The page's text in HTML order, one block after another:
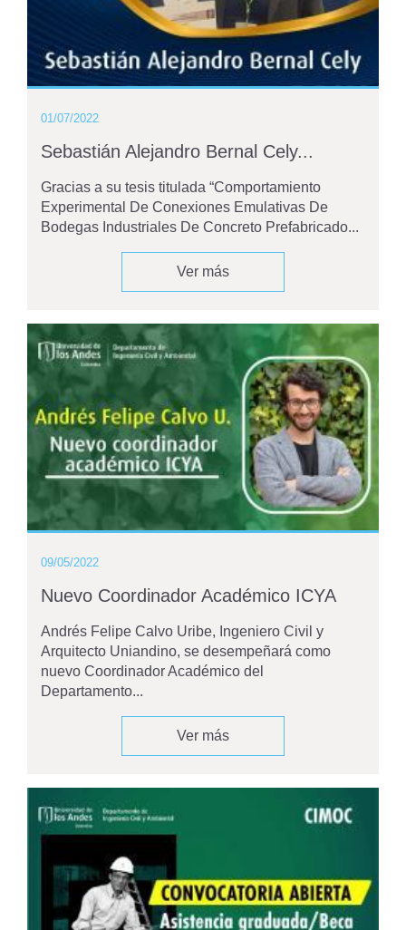
01/07/2022
Sebastián Alejandro Bernal Cely...
Gracias a su tesis titulada “Comportamiento
Experimental De Conexiones Emulativas De
Bodegas Industriales De Concreto Prefabricado...
Ver más
09/05/2022
Nuevo Coordinador Académico ICYA
Andrés Felipe Calvo Uribe, Ingeniero Civil y
Arquitecto Uniandino, se desempeñará como
nuevo Coordinador Académico del
Departamento...
Ver más